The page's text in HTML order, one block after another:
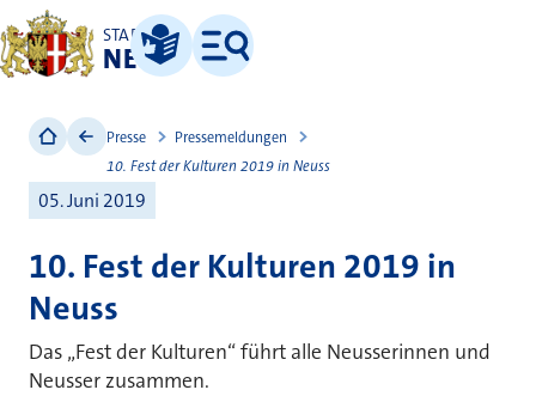
STADT
NEUSS
Leichte Sprache
Menü
Presse
Pressemeldungen
10. Fest der Kulturen 2019 in Neuss
05. Juni 2019
10. Fest der Kulturen 2019 in
Neuss
Das „Fest der Kulturen“ führt alle Neusserinnen und
Neusser zusammen.